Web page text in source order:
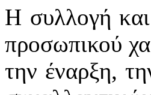
Η συλλογή
προσωπικού
την έναρξη,